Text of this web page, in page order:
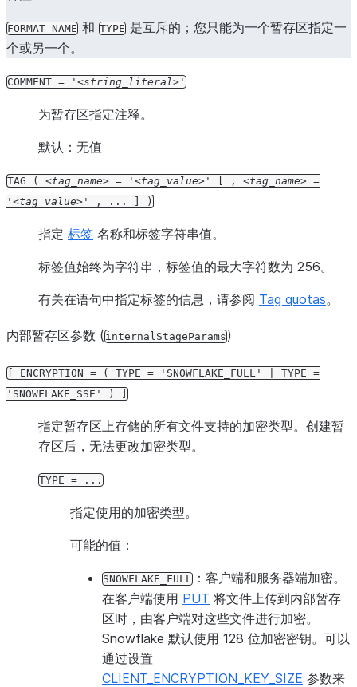
FORMAT_NAME 和 TYPE 是互斥的；您只能为一个暂存区指定一
个或另一个。
COMMENT = ' string_literal '
为暂存区指定注释。
默认：无值
TAG ( tag_name = ' tag_value ' , tag_name
=
'
tag_value ' , ... )
指定 标签 名称和标签字符串值。
标签值始终为字符串，标签值的最大字符数为 256。
有关在语句中指定标签的信息，请参阅 Tag quotas。
内部暂存区参数 (internalStageParams)
ENCRYPTION = ( TYPE = 'SNOWFLAKE_FULL' TYPE =
'SNOWFLAKE_SSE'
)
指定暂存区上存储的所有文件支持的加密类型。创建暂
存区后，无法更改加密类型。
TYPE = ...
指定使用的加密类型。
可能的值：
SNOWFLAKE_FULL ：客户端和服务器端加密。
在客户端使用 PUT 将文件上传到内部暂存
区时，由客户端对这些文件进行加密。
Snowflake 默认使用 128 位加密密钥。可以
通过设置
CLIENT_ENCRYPTION_KEY_SIZE 参数来